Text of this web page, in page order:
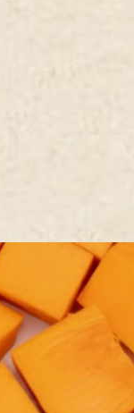
Il Rollè
Il
La